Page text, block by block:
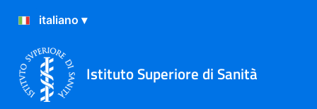
Istituto Superiore di Sanità